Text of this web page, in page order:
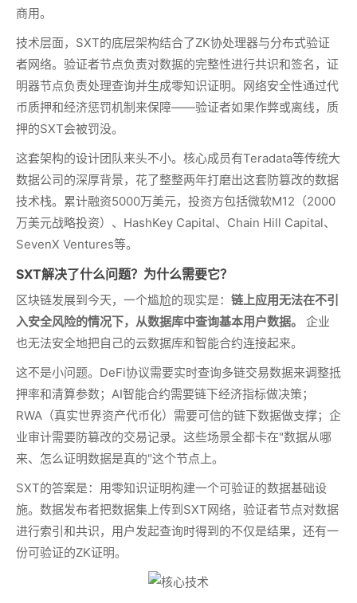
商用。
技术层面，SXT的底层架构结合了ZK协处理器与分布式验证
者网络。验证者节点负责对数据的完整性进行共识和签名，证
明器节点负责处理查询并生成零知识证明。网络安全性通过代
币质押和经济惩罚机制来保障——验证者如果作弊或离线，质
押的SXT会被罚没。
这套架构的设计团队来头不小。核心成员有Teradata等传统大
数据公司的深厚背景，花了整整两年打磨出这套防篡改的数据
技术栈。累计融资5000万美元，投资方包括微软M12（2000
万美元战略投资）、HashKey Capital、Chain Hill Capital、
SevenX Ventures等。
SXT解决了什么问题？为什么需要它？
区块链发展到今天，一个尴尬的现实是： 链上应用无法在不引
入安全风险的情况下，从数据库中查询基本用户数据。
企业
也无法安全地把自己的云数据库和智能合约连接起来。
这不是小问题。DeFi协议需要实时查询多链交易数据来调整抵
押率和清算参数；AI智能合约需要链下经济指标做决策；
RWA（真实世界资产代币化）需要可信的链下数据做支撑；企
业审计需要防篡改的交易记录。这些场景全都卡在"数据从哪
来、怎么证明数据是真的"这个节点上。
SXT的答案是：用零知识证明构建一个可验证的数据基础设
施。数据发布者把数据集上传到SXT网络，验证者节点对数据
进行索引和共识，用户发起查询时得到的不仅是结果，还有一
份可验证的ZK证明。